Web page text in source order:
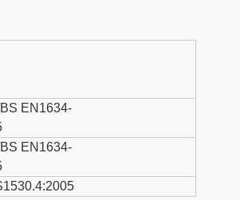
EN1634-
EN1634-